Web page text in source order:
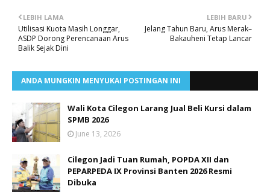
LEBIH BARU
Jelang Tahun Baru, Arus Merak–
Bakauheni Tetap Lancar
LEBIH LAMA
Utilisasi Kuota Masih Longgar,
ASDP Dorong Perencanaan Arus
Balik Sejak Dini
ANDA MUNGKIN MENYUKAI POSTINGAN INI
Wali Kota Cilegon Larang Jual Beli Kursi dalam
SPMB 2026
June 13, 2026
Cilegon Jadi Tuan Rumah, POPDA XII dan
PEPARPEDA IX Provinsi Banten 2026 Resmi
Dibuka